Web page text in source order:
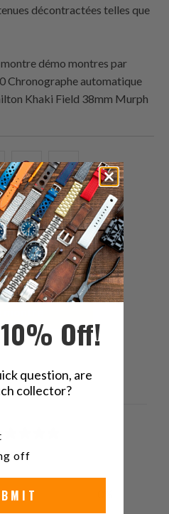
décontractées telles que
démo montres par
Chronographe automatique
Khaki Field 38mm Murph
Partagez
ceci
sur
Pinterest
Email
ceci
à
un
ami
montre
montre
Off!
question, are
collector?
collector?
off